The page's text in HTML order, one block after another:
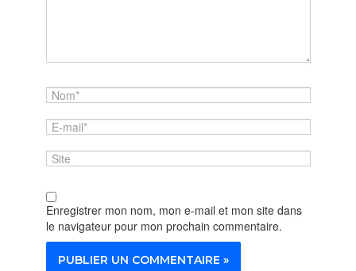
Nom*
E-
Site
Enregistrer mon nom, mon e-mail et mon site dans
le navigateur pour mon prochain commentaire.